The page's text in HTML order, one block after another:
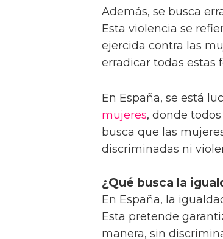
Además, se busca
Esta violencia se
ejercida contra las
erradicar todas estas
En España, se está
mujeres, donde
busca que las
discriminadas ni
¿Qué busca la
En España, la
Esta pretende
manera, sin